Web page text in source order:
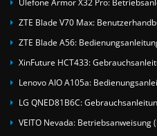
ZTE Blade V70 Max:
ZTE Blade A56:
XinFuture HCT433:
Lenovo AIO A105a:
LG QNED81B6C:
VEITO Nevada: Betriebsanweisung